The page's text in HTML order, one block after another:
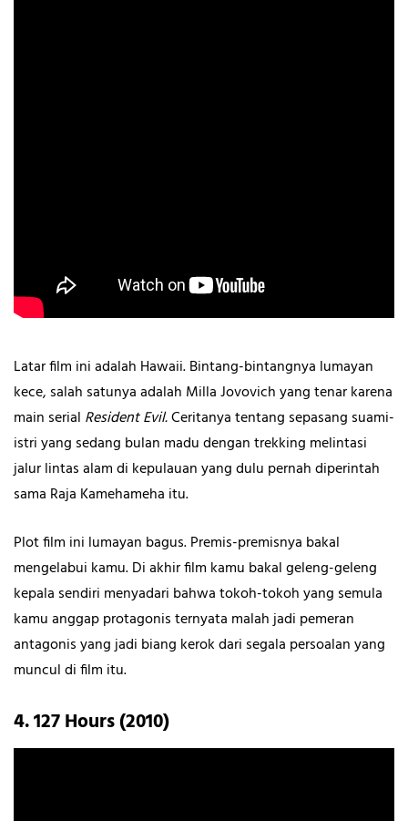
Latar film ini adalah Hawaii. Bintang-bintangnya lumayan
kece, salah satunya adalah Milla Jovovich yang tenar karena
main serial Resident Evil.Ceritanya tentang sepasang suami-
istri yang sedang bulan madu dengan trekking melintasi
jalur lintas alam di kepulauan yang dulu pernah diperintah
sama Raja Kamehameha itu.
Plot film ini lumayan bagus. Premis-premisnya bakal
mengelabui kamu. Di akhir film kamu bakal geleng-geleng
kepala sendiri menyadari bahwa tokoh-tokoh yang semula
kamu anggap protagonis ternyata malah jadi pemeran
antagonis yang jadi biang kerok dari segala persoalan yang
muncul di film itu.
4. 127 Hours (2010)